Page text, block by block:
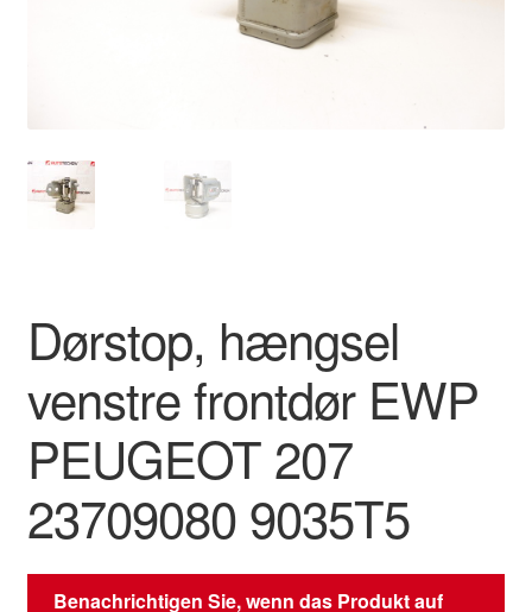
Om os
Dørstop, hængsel
venstre frontdør EWP
PEUGEOT 207
23709080 9035T5
Benachrichtigen Sie, wenn das Produkt auf